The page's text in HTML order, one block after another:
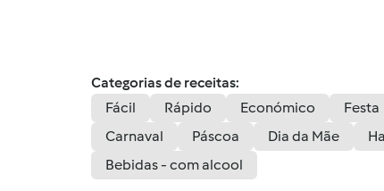
Categorias de receitas:
Fácil
Rápido Económico Festa
Carnaval
Páscoa Dia da Mãe
Bebidas - com alcool